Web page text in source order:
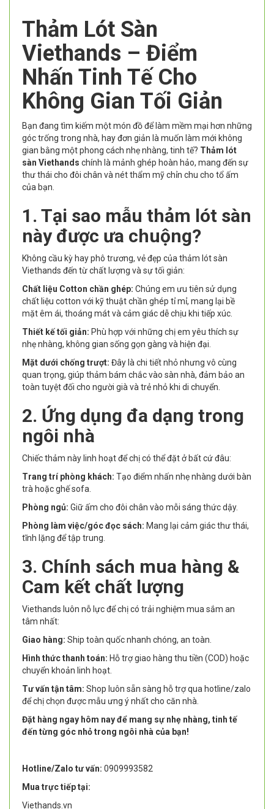
Thảm Lót Sàn
Viethands – Điểm
Nhấn Tinh Tế Cho
Không Gian Tối Giản
Bạn đang tìm kiếm một món đồ để làm mềm mại hơn những
góc trống trong nhà, hay đơn giản là muốn làm mới không
gian bằng một phong cách nhẹ nhàng, tinh tế? Thảm lót
sàn Viethands chính là mảnh ghép hoàn hảo, mang đến sự
thư thái cho đôi chân và nét thẩm mỹ chỉn chu cho tổ ấm
của bạn.
1. Tại sao mẫu thảm lót sàn
này được ưa chuộng?
Không cầu kỳ hay phô trương, vẻ đẹp của thảm lót sàn
Viethands đến từ chất lượng và sự tối giản:
Chất liệu Cotton chần ghép: Chúng em ưu tiên sử dụng
chất liệu cotton với kỹ thuật chần ghép tỉ mỉ, mang lại bề
mặt êm ái, thoáng mát và cảm giác dễ chịu khi tiếp xúc.
Thiết kế tối giản: Phù hợp với những chị em yêu thích sự
nhẹ nhàng, không gian sống gọn gàng và hiện đại.
Mặt dưới chống trượt: Đây là chi tiết nhỏ nhưng vô cùng
quan trọng, giúp thảm bám chắc vào sàn nhà, đảm bảo an
toàn tuyệt đối cho người già và trẻ nhỏ khi di chuyển.
2. Ứng dụng đa dạng trong
ngôi nhà
Chiếc thảm này linh hoạt để chị có thể đặt ở bất cứ đâu:
Trang trí phòng khách: Tạo điểm nhấn nhẹ nhàng dưới bàn
trà hoặc ghế sofa.
Phòng ngủ: Giữ ấm cho đôi chân vào mỗi sáng thức dậy.
Phòng làm việc/góc đọc sách: Mang lại cảm giác thư thái,
tĩnh lặng để tập trung.
3. Chính sách mua hàng &
Cam kết chất lượng
Viethands luôn nỗ lực để chị có trải nghiệm mua sắm an
tâm nhất:
Giao hàng: Ship toàn quốc nhanh chóng, an toàn.
Hình thức thanh toán: Hỗ trợ giao hàng thu tiền (COD) hoặc
chuyển khoản linh hoạt.
Tư vấn tận tâm: Shop luôn sẵn sàng hỗ trợ qua hotline/zalo
để chị chọn được mẫu ưng ý nhất cho căn nhà.
Đặt hàng ngay hôm nay để mang sự nhẹ nhàng, tinh tế
đến từng góc nhỏ trong ngôi nhà của bạn!
Hotline/Zalo tư vấn: 0909993582
Mua trực tiếp tại:
Viethands.vn